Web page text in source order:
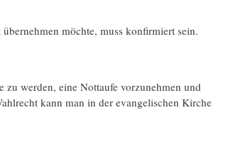
möchte, muss konfirmiert sein.
werden, eine Nottaufe vorzunehmen und
kann man in der evangelischen Kirche